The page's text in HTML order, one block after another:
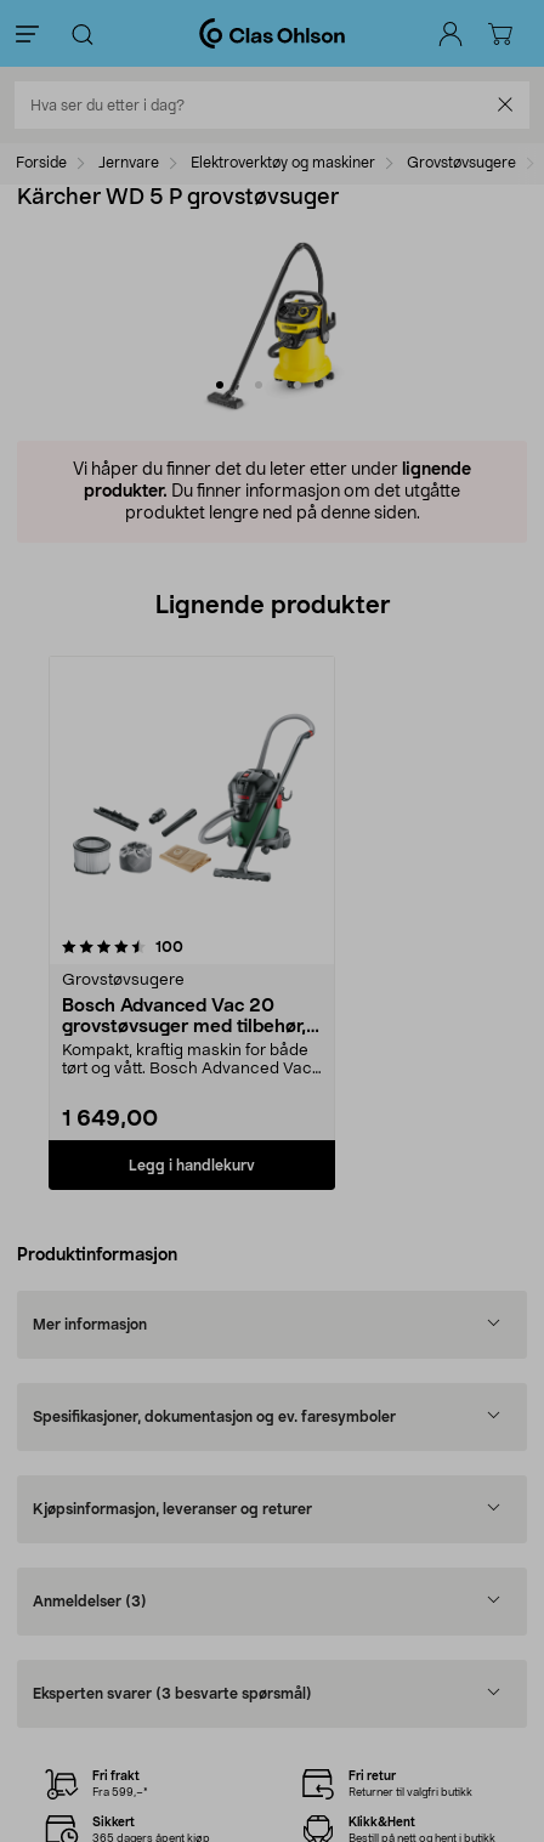
Forside Jernvare Elektroverktøy og maskiner Grovstøvsugere
Kärcher WD 5 P grovstøvsuger
Vi håper du finner det du leter etter under lignende
produkter. Du finner informasjon om det utgåtte
produktet lengre ned på denne siden.
Lignende produkter
100anmeldelser
Grovstøvsugere
Bosch Advanced Vac 20
grovstøvsuger med tilbehør,
1200 W
Kompakt, kraftig maskin for både
tørt og vått. Bosch Advanced Vac
1 649,00
Legg i handlekurv
Produktinformasjon
Mer informasjon
Spesifikasjoner, dokumentasjon og ev. faresymboler
Kjøpsinformasjon, leveranser og returer
Anmeldelser (3)
Eksperten svarer (3 besvarte spørsmål)
Fri frakt
Fra 599,–*
Fri retur
Returner til valgfri butikk
Sikkert
365 dagers åpent kjøp
Klikk&Hent
Bestill på nett og hent i butikk